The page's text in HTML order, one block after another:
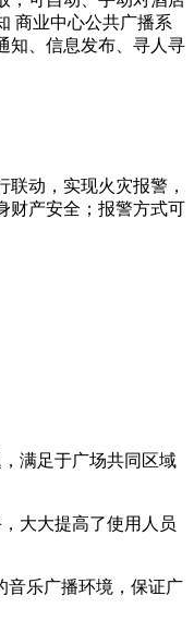
商业中心公共广播系
知、信息发布、寻人寻
动，实现火灾报警，
财产安全；报警方式可
满足于广场共同区域
大大提高了使用人员
音乐广播环境，保证广